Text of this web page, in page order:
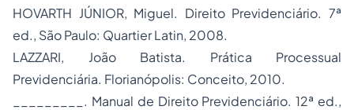
HOVARTH JÚNIOR, Miguel. Direito Previdenciário. 7ª
ed., São Paulo: Quartier Latin, 2008.
LAZZARI, João Batista. Prática Processual
Previdenciária. Florianópolis: Conceito, 2010.
_________. Manual de Direito Previdenciário. 12ª ed.,